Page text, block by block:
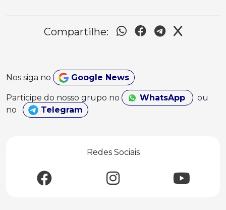
Compartilhe:
Nos siga no Google News
Participe do nosso grupo no WhatsApp
ou
no
Telegram
Redes Sociais